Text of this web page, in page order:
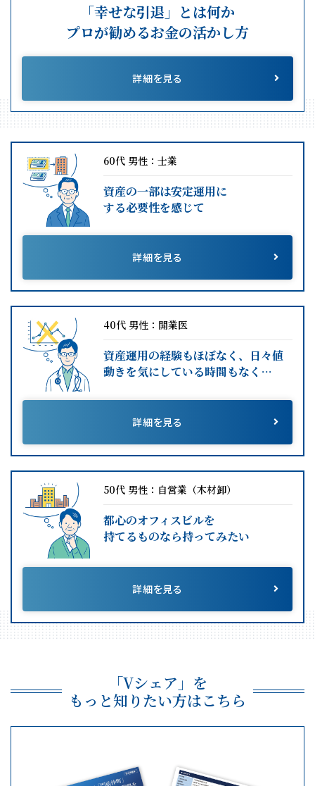
「幸せな引退」とは何か
プロが勧めるお金の活かし方
詳細を見る
60代 男性：士業
資産の一部は安定運用に
する必要性を感じて
詳細を見る
40代 男性：開業医
資産運用の経験もほぼなく、日々値
動きを気にしている時間もなく…
詳細を見る
50代 男性：自営業（木材卸）
都心のオフィスビルを
持てるものなら持ってみたい
詳細を見る
「Vシェア」を
もっと知りたい方はこちら